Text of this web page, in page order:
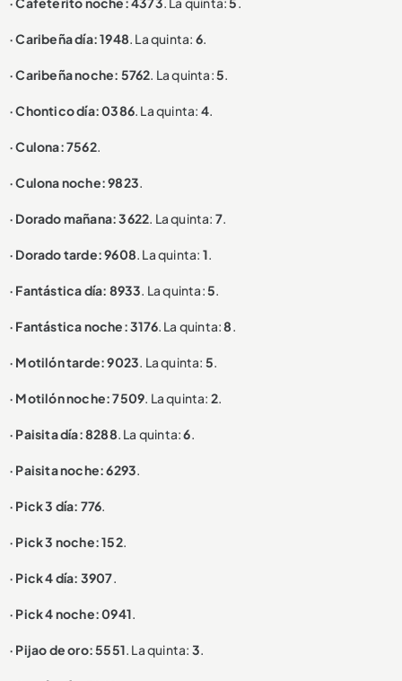
· Caribeña día: 1948. La quinta: 6.
· Caribeña noche: 5762. La quinta:5.
· Chontico día: 0386. La quinta: 4.
· Culona: 7562.
· Culona noche: 9823.
· Dorado mañana: 3622. La quinta: 7.
· Dorado tarde: 9608. La quinta: 1.
· Fantástica día: 8933. La quinta:5.
· Fantástica noche: 3176. La quinta:8.
· Motilón tarde: 9023. La quinta: 5.
· Motilón noche: 7509. La quinta: 2.
· Paisita día: 8288. La quinta:6.
· Paisita noche: 6293.
· Pick 3 día: 776.
· Pick 3 noche: 152.
· Pick 4 día: 3907.
· Pick 4 noche: 0941.
· Pijao de oro: 5551. La quinta: 3.